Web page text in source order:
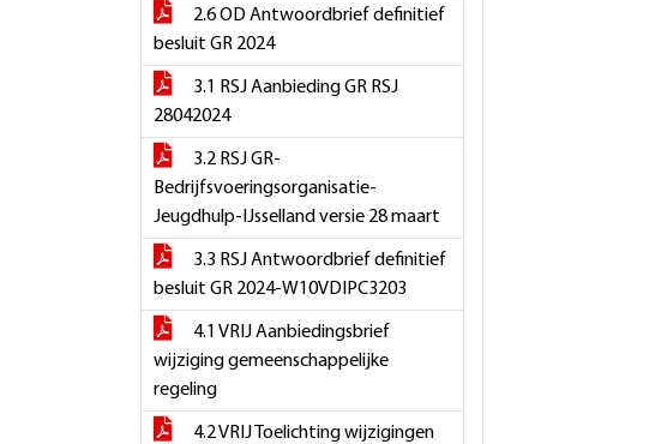
2.6 OD Antwoordbrief definitief
besluit GR 2024
3.1 RSJ Aanbieding GR RSJ
28042024
3.2 RSJ GR-
Bedrijfsvoeringsorganisatie-
Jeugdhulp-IJsselland versie 28 maart
3.3 RSJ Antwoordbrief definitief
besluit GR 2024-W10VDIPC3203
4.1 VRIJ Aanbiedingsbrief
wijziging gemeenschappelijke
regeling
4.2 VRIJ Toelichting wijzigingen